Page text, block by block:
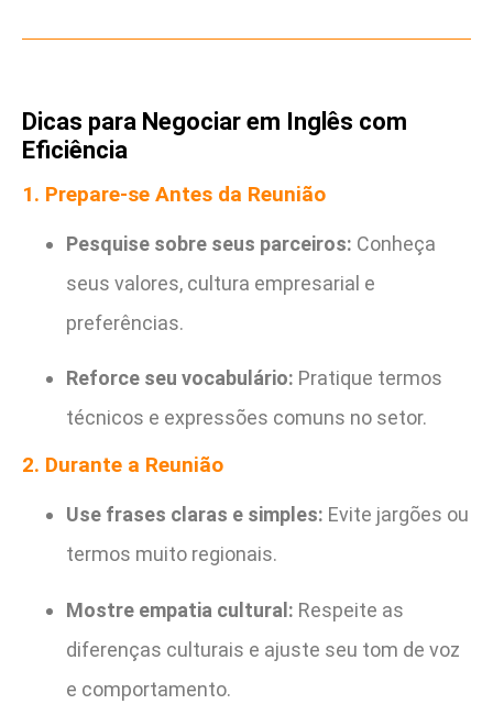
Dicas para Negociar em Inglês com
Eficiência
1. Prepare-se Antes da Reunião
Pesquise sobre seus parceiros: Conheça
seus valores, cultura empresarial e
preferências.
Reforce seu vocabulário: Pratique termos
técnicos e expressões comuns no setor.
2. Durante a Reunião
Use frases claras e simples: Evite jargões ou
termos muito regionais.
Mostre empatia cultural: Respeite as
diferenças culturais e ajuste seu tom de voz
e comportamento.